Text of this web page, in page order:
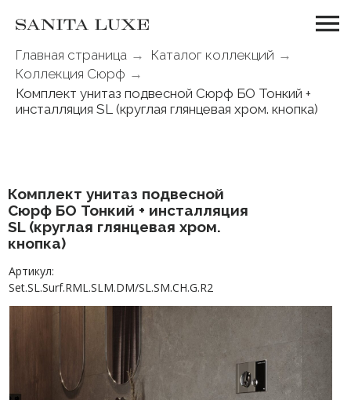
Главная страница → Каталог коллекций →
Коллекция Сюрф →
Комплект унитаз подвесной Сюрф БО Тонкий +
инсталляция SL (круглая глянцевая хром. кнопка)
Комплект унитаз подвесной
Сюрф БО Тонкий + инсталляция
SL (круглая глянцевая хром.
кнопка)
Артикул:
Set.SL.Surf.RML.SLM.DM/SL.SM.CH.G.R2